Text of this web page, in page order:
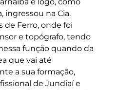
ingressou na Cia.
de Ferro, onde foi
e topógrafo, tendo
função quando da
que vai até
a sua formação,
de Jundiaí e